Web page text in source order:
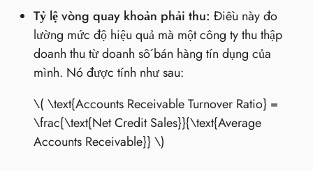
Tỷ lệ vòng quay khoản phải thu: Điều này đo
lường mức độ hiệu quả mà một công ty thu thập
doanh thu từ doanh số bán hàng tín dụng của
mình. Nó được tính như sau:
\( \text{Accounts Receivable Turnover Ratio} =
\frac{\text{Net Credit Sales}}{\text{Average
Accounts Receivable}} \)